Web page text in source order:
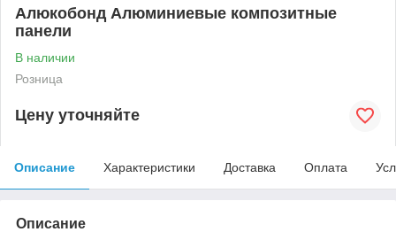
Алюкобонд Алюминиевые композитные
панели
В наличии
Розница
Цену уточняйте
Описание Характеристики Доставка Оплата
Описание